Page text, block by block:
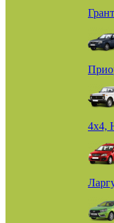
4х4,